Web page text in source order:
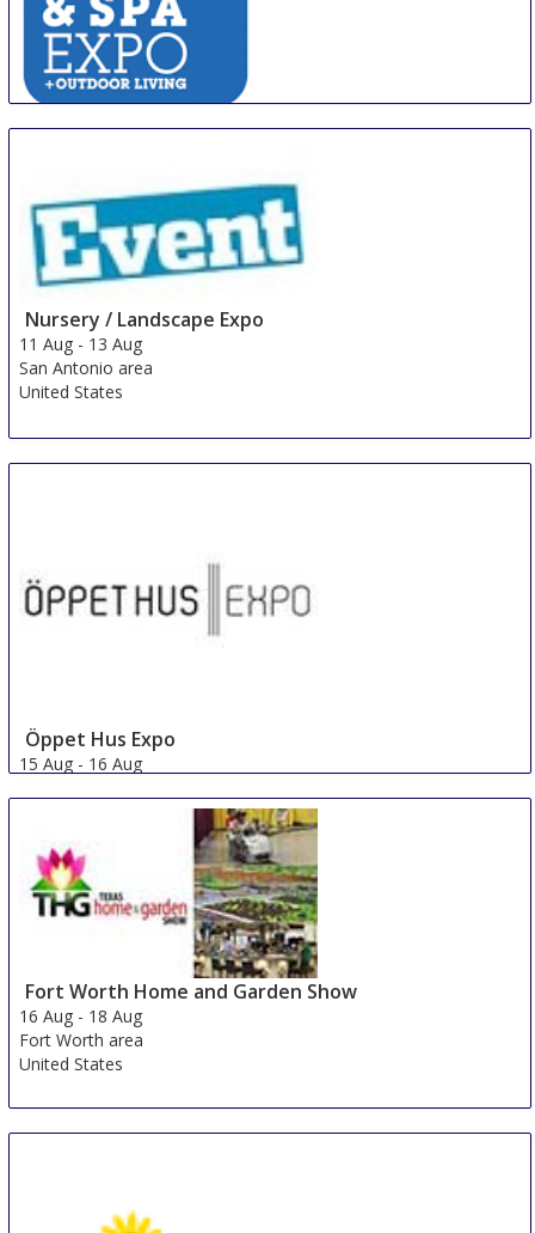
Spa & Pool Expo & Outdoor Living
Australia
Nursery / Landscape Expo
11 Aug - 13 Aug
San Antonio area
United States
Öppet Hus Expo
15 Aug - 16 Aug
Fort Worth Home and Garden Show
16 Aug - 18 Aug
Fort Worth area
United States